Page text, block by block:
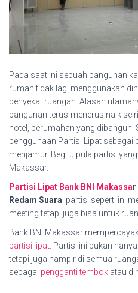
Pada saat ini sebuah bangunan
rumah tidak lagi menggunakan
penyekat ruangan. Alasan
bangunan terus-menerus naik
hotel, perumahan yang dibangun.
penggunaan Partisi Lipat sebagai
menjamur. Begitu pula partisi
Makassar.
Partisi Lipat Bank BNI Makassar
Redam Suara , partisi seperti ini
meeting tetapi juga bisa untuk
Bank BNI Makassar
partisi lipat . Partisi ini bukan
tetapi juga hampir di semua
sebagai pengganti tembok atau